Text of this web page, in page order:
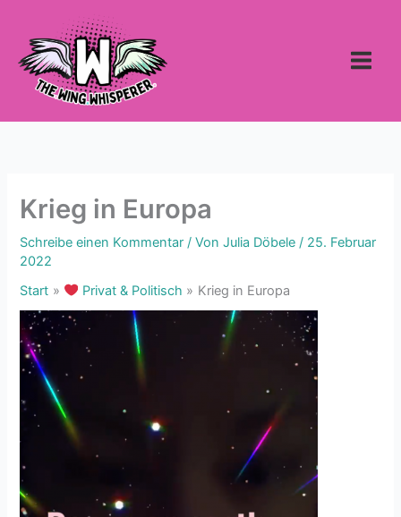
springen
Krieg in Europa
Schreibe einen Kommentar / VonJulia Döbele/ 25. Februar
2022
Start
Privat & Politisch Krieg in Europa